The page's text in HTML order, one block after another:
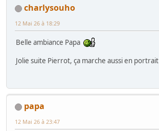
charlysouho
12 Mai 26 à 18:29
Belle ambiance Papa
Jolie suite Pierrot, ça marche aussi en portrait
papa
12 Mai 26 à 23:47